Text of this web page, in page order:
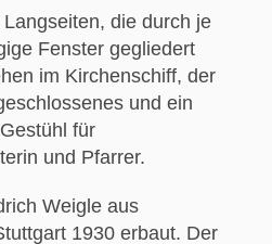
die durch je
Fenster gegliedert
im Kirchenschiff, der
und ein
für
und Pfarrer.
Weigle aus
1930 erbaut. Der